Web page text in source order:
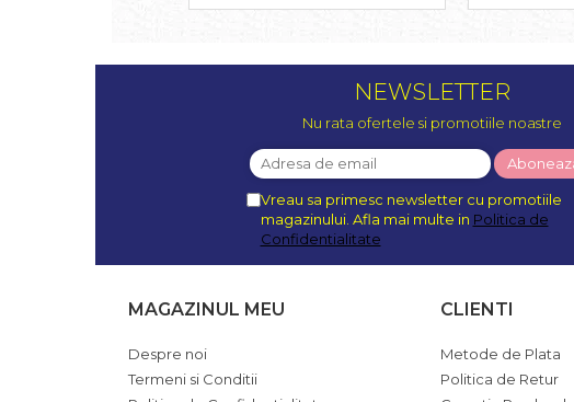
NEWSLETTER
Nu rata ofertele si promotiile noastre
Vreau sa primesc newsletter cu promotiile
magazinului. Afla mai multe in Politica de
Confidentialitate
MAGAZINUL MEU
Despre noi
Termeni si Conditii
CLIENTI
Metode de Plata
Politica de Retur